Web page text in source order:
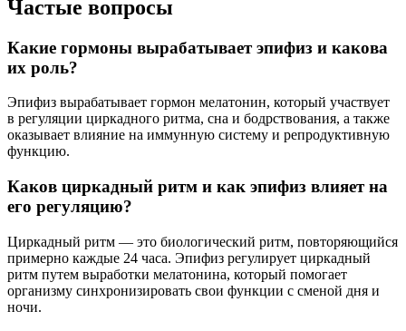
Частые вопросы
Какие гормоны вырабатывает эпифиз и какова
их роль?
Эпифиз вырабатывает гормон мелатонин, который участвует
в регуляции циркадного ритма, сна и бодрствования, а также
оказывает влияние на иммунную систему и репродуктивную
функцию.
Каков циркадный ритм и как эпифиз влияет на
его регуляцию?
Циркадный ритм — это биологический ритм, повторяющийся
примерно каждые 24 часа. Эпифиз регулирует циркадный
ритм путем выработки мелатонина, который помогает
организму синхронизировать свои функции с сменой дня и
ночи.